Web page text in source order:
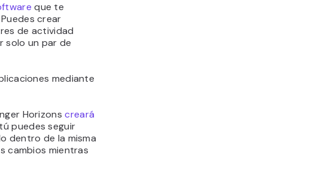
que te
crear
de actividad
solo un par de
mediante
Horizonscreará
puedes seguir
dentro de la misma
cambios mientras